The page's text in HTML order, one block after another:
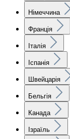
Німеччина
Франція
Італія
Іспанія
Швейцарія
Бельгія
Канада
Ізраїль